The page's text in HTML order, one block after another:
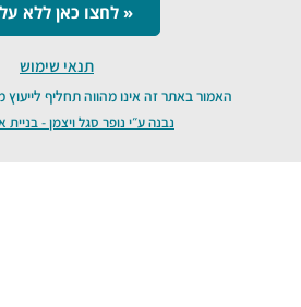
לחצו כאן ללא עלות »
תנאי שימוש
האמור באתר זה אינו מהווה תחליף
נבנה ע״י נופר סגל ויצמן -